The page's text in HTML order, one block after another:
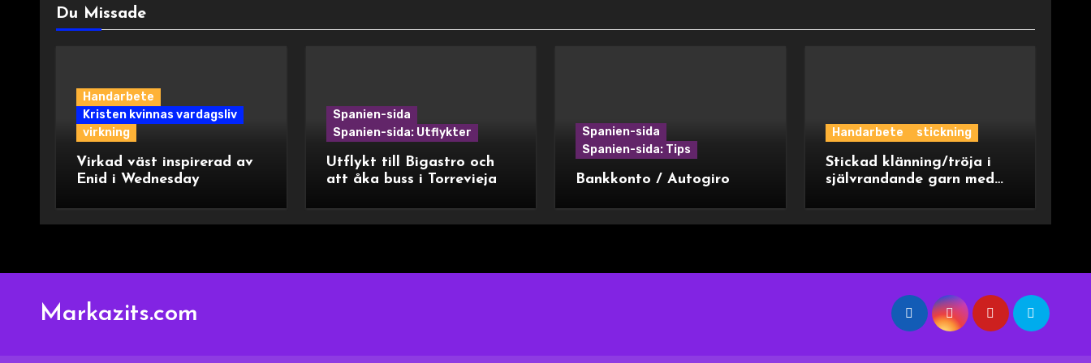
Du Missade
Handarbete
Kristen kvinnas vardagsliv
virkning
Virkad väst inspirerad av
Enid i Wednesday
Spanien-sida
Spanien-sida: Utflykter
Utflykt till Bigastro och
att åka buss i Torrevieja
Spanien-sida
Spanien-sida: Tips
Bankkonto / Autogiro
Handarbete stickning
Stickad klänning/tröja i
självrandande garn med
Markazits.com